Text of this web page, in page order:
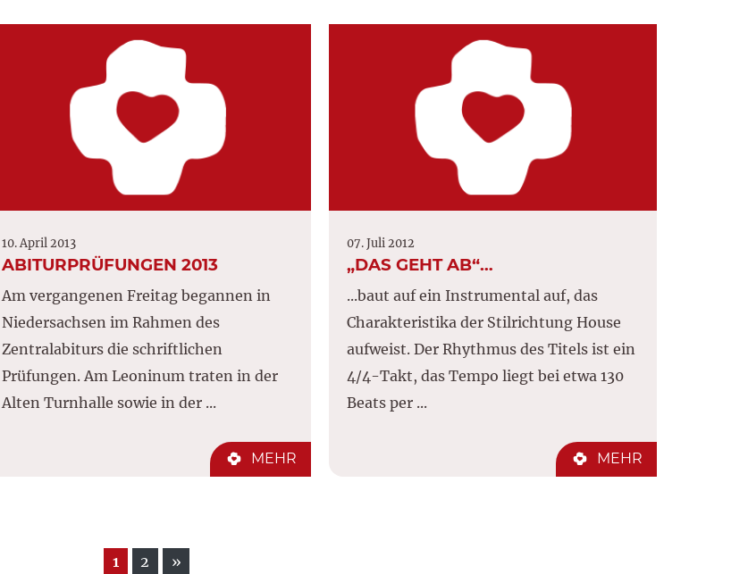
10. April 2013
ABITURPRÜFUNGEN 2013
Am vergangenen Freitag begannen in
Niedersachsen im Rahmen des
Zentralabiturs die schriftlichen
Prüfungen. Am Leoninum traten in der
Alten Turnhalle sowie in der ...
MEHR
07. Juli 2012
„DAS GEHT AB“…
...baut auf ein Instrumental auf, das
Charakteristika der Stilrichtung House
aufweist. Der Rhythmus des Titels ist ein
4/4-Takt, das Tempo liegt bei etwa 130
Beats per ...
MEHR
1 2 »